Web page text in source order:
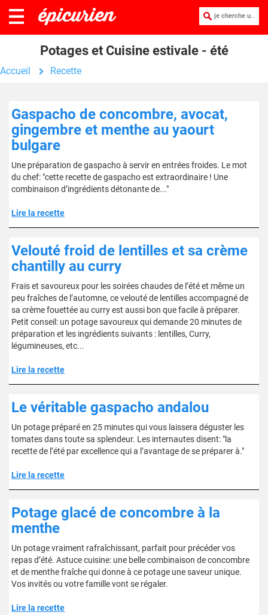
je cherche une recette :
Potages et Cuisine estivale - été
Accueil Recette
Gaspacho de concombre, avocat,
gingembre et menthe au yaourt
bulgare
Une préparation de gaspacho à servir en entrées froides. Le mot
du chef: "cette recette de gaspacho est extraordinaire ! Une
combinaison d’ingrédients détonante de..."
Lire la recette
Velouté froid de lentilles et sa crème
chantilly au curry
Frais et savoureux pour les soirées chaudes de l’été et même un
peu fraîches de l’automne, ce velouté de lentilles accompagné de
sa crème fouettée au curry est aussi bon que facile à préparer.
Petit conseil: un potage savoureux qui demande 20 minutes de
préparation et les ingrédients suivants : lentilles, Curry,
légumineuses, etc...
Lire la recette
Le véritable gaspacho andalou
Un potage préparé en 25 minutes qui vous laissera déguster les
tomates dans toute sa splendeur. Les internautes disent: "la
recette de l’été par excellence qui a l’avantage de se préparer à."
Lire la recette
Potage glacé de concombre à la
menthe
Un potage vraiment rafraîchissant, parfait pour précéder vos
repas d’été. Astuce cuisine: une belle combinaison de concombre
et de menthe fraîche qui donne à ce potage une saveur unique.
Vos invités ou votre famille vont se régaler.
Lire la recette